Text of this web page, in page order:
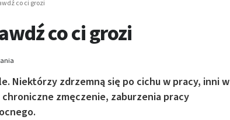
co ci grozi
co ci grozi
Niektórzy zdrzemną się po cichu w pracy, inni w
zmęczenie, zaburzenia pracy